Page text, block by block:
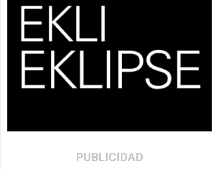
PUBLICIDAD